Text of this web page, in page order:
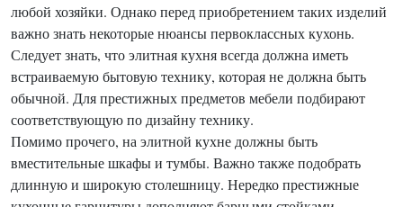
любой хозяйки. Однако перед приобретением таких изделий
важно знать некоторые нюансы первоклассных кухонь.
Следует знать, что элитная кухня всегда должна иметь
встраиваемую бытовую технику, которая не должна быть
обычной. Для престижных предметов мебели подбирают
соответствующую по дизайну технику.
Помимо прочего, на элитной кухне должны быть
вместительные шкафы и тумбы. Важно также подобрать
длинную и широкую столешницу. Нередко престижные